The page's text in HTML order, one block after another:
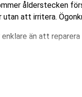
ålderstecken
att irritera.
än att reparera